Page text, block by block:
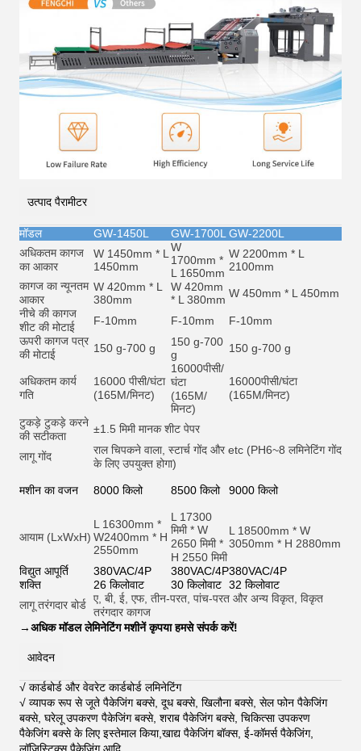
उत्पाद पैरामीटर
मॉडल GW-1450L GW-1700L GW-2200L
अधिकतम कागज
का आकार
W 1450mm * L
1450mm
W
1700mm *
L 1650mm
W 2200mm * L
2100mm
कागज का न्यूनतम
आकार
W 420mm * L
380mm
W 420mm
* L 380mm W 450mm * L 450mm
नीचे की कागज
शीट की मोटाई
F-10mm F-10mm
F-10mm
ऊपरी कागज पत्र
की मोटाई
150 g-700 g
150 g-700
g
150 g-700 g
अधिकतम कार्य
गति
16000 पीसी/घंटा
(165M/मिनट)
16000पीसी/
घंटा
(165M/
मिनट)
16000पीसी/घंटा
(165M/मिनट)
टुकड़े टुकड़े करने
की सटीकता
±1.5 मिमी मानक शीट पेपर
लागू गोंद राल चिपकने वाला, स्टार्च गोंद और etc (PH6~8 लमिनेटिंग गोंद
के लिए उपयुक्त होगा)
मशीन का वजन 8000 किलो 8500 किलो 9000 किलो
आयाम (LxWxH)
L 16300mm *
W2400mm * H
2550mm
L 17300
मिमी * W
2650 मिमी *
H 2550 मिमी
L 18500mm * W
3050mm * H 2880mm
विद्युत आपूर्ति 380VAC/4P 380VAC/4P380VAC/4P
शक्ति
26 किलोवाट 30 किलोवाट 32 किलोवाट
लागू तरंगदार बोर्ड ए, बी, ई, एफ, तीन-परत, पांच-परत और अन्य विकृत, विकृत
तरंगदार कागज
→अधिक मॉडल लेमिनेटिंग मशीनें कृपया हमसे संपर्क करें!
आवेदन
√ कार्डबोर्ड और वेवरेट कार्डबोर्ड लमिनेटिंग
√ व्यापक रूप से जूते पैकेजिंग बक्से, दूध बक्से, खिलौना बक्से, सेल फोन पैकेजिंग
बक्से, घरेलू उपकरण पैकेजिंग बक्से, शराब पैकेजिंग बक्से, चिकित्सा उपकरण
पैकेजिंग बक्से के लिए इस्तेमाल किया,खाद्य पैकेजिंग बॉक्स, ई-कॉमर्स पैकेजिंग,